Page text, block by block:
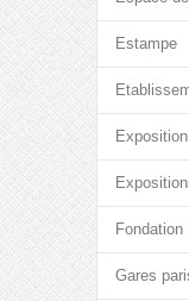
Estampe
Exposition
Fondation
Gares